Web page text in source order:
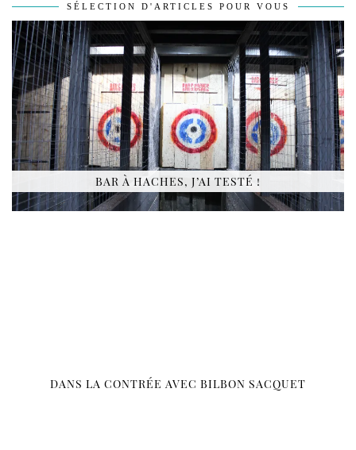
SÉLECTION D'ARTICLES POUR VOUS
BAR À HACHES, J’AI TESTÉ !
DANS LA CONTRÉE AVEC BILBON SACQUET